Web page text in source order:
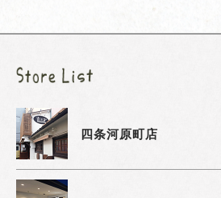
四条河原町店